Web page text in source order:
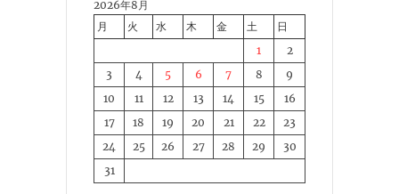
2026年8月
月
火 水 木 金 土
日
1
2
3
4 5 6 7 8
9
10
11 12 13 14 15
16
17
18 19 20 21 22
23
24
25 26 27 28 29
30
31